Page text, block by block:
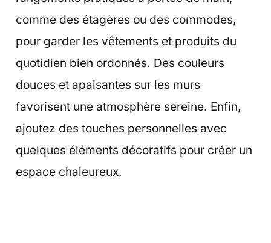
comme des étagères ou des commodes,
pour garder les vêtements et produits du
quotidien bien ordonnés. Des couleurs
douces et apaisantes sur les murs
favorisent une atmosphère sereine. Enfin,
ajoutez des touches personnelles avec
quelques éléments décoratifs pour créer un
espace chaleureux.